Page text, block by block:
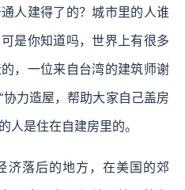
人建得了的？城市里的人谁
是你知道吗，世界上有很多
，一位来自台湾的建筑师谢
力造屋，帮助大家自己盖房
人是住在自建房里的。
济落后的地方，在美国的郊